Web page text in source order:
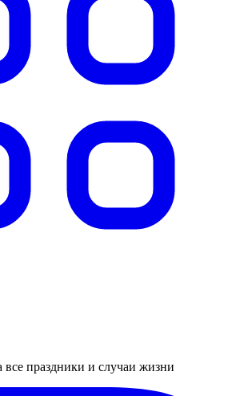
праздники и случаи жизни